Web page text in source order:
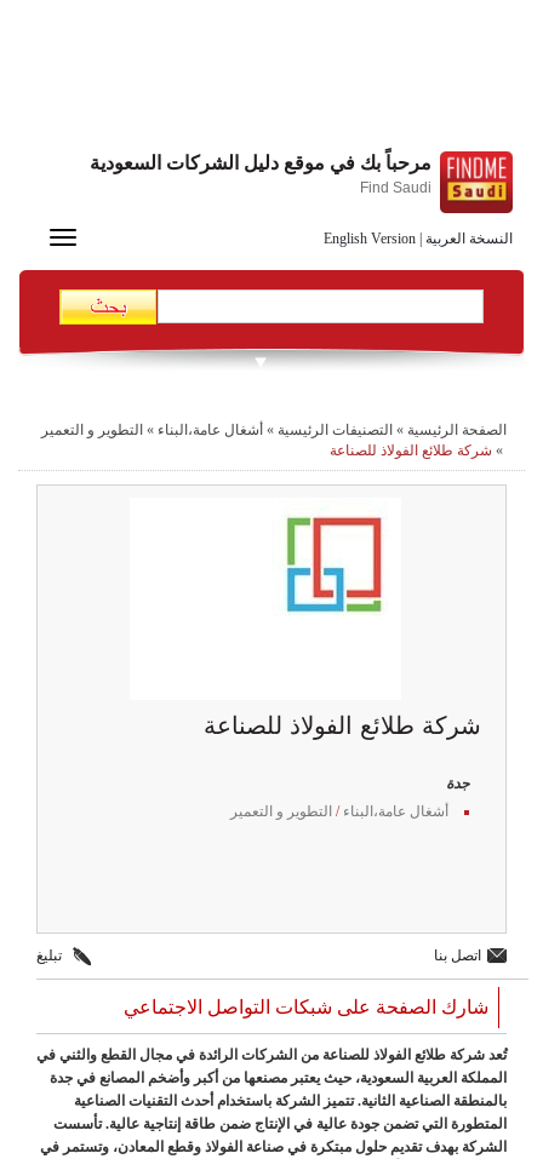
النسخة العربية English Version
مرحباً بك في موقع دليل الشركات السعودية
Find Saudi
Toggle
الصفحة الرئيسية » التصنيفات الرئيسية » أشغال عامة،البناء » التطوير و التعمير
» شركة طلائع الفولاذ للصناعة
شركة طلائع الفولاذ للصناعة
جدة
أشغال عامة،البناء / التطوير و التعمير
اتصل بنا تبليغ
شارك الصفحة على شبكات التواصل الاجتماعي
تُعد شركة طلائع الفولاذ للصناعة من الشركات الرائدة في مجال القطع والثني في
المملكة العربية السعودية، حيث يعتبر مصنعها من أكبر وأضخم المصانع في جدة
بالمنطقة الصناعية الثانية. تتميز الشركة باستخدام أحدث التقنيات الصناعية
المتطورة التي تضمن جودة عالية في الإنتاج ضمن طاقة إنتاجية عالية. تأسست
الشركة بهدف تقديم حلول مبتكرة في صناعة الفولاذ وقطع المعادن، وتستمر في